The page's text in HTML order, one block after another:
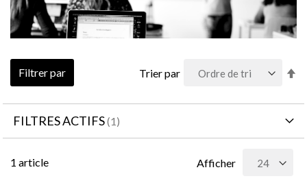
1 article Afficher
Trier par
Filtrer par
FILTRES ACTIFS